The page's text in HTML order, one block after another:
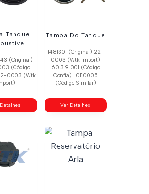
Tanque
(Original)
(Código
0003 (Wtk
Tampa Do Tanque
1481301 (Original) 22-
0003 (Wtk Import)
60.3.9.001 (Código
Confia) L0110005
(Código Similar)
Ver Detalhes